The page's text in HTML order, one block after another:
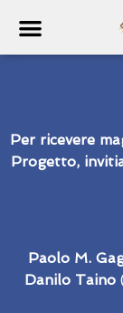
Per ricevere
Progetto,
Paolo M.
Danilo Taino